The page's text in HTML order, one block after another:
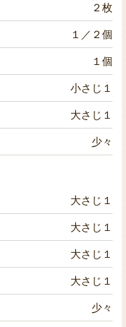
２枚
１／２個
１個
小さじ１
大さじ１
少々
大さじ１
大さじ１
大さじ１
大さじ１
少々